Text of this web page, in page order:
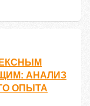
АНАЛИЗ
ОПЫТА